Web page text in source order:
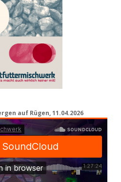
auf Rügen, 11.04.2026